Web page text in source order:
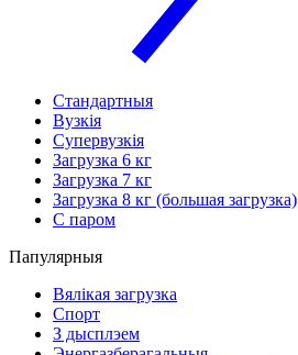
Стандартныя
Вузкія
Супервузкія
Загрузка 6 кг
Загрузка 7 кг
Загрузка 8 кг (большая загрузка)
С паром
Папулярныя
Вялікая загрузка
Спорт
З дысплэем